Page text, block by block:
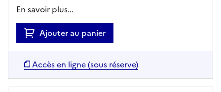
En savoir plus...
Ajouter au panier
Accès en ligne (sous réserve)